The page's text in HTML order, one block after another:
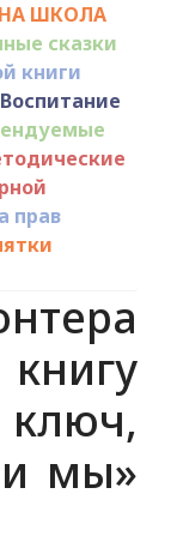
ШКОЛА
сказки
книги
Воспитание
прав
ключ,
мы»